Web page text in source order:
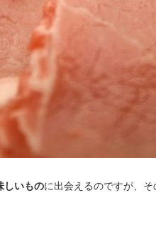
しいものに出会えるのですが、